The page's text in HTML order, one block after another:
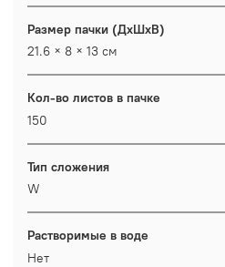
Размер пачки (ДхШхВ)
21.6 × 8 × 13 см
Кол-во листов в пачке
150
Тип сложения
W
Растворимые в воде
Нет